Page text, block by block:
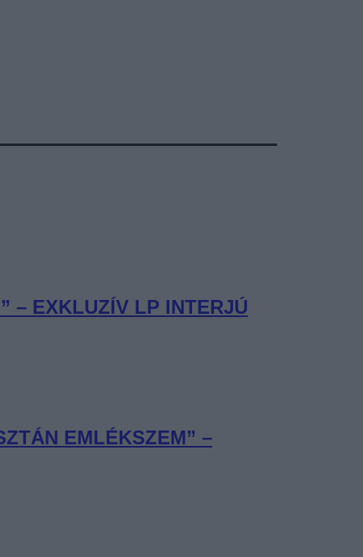
– EXKLUZÍV LP INTERJÚ
EMLÉKSZEM” –